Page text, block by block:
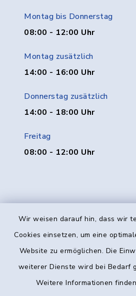
Wir weisen darauf hin, dass wir
Cookies einsetzen, um eine
Website zu ermöglichen. Die
weiterer Dienste wird bei Bedarf
Weitere Informationen
Montag bis Donnerstag
08:00 - 12:00 Uhr
Montag zusätzlich
14:00 - 16:00 Uhr
Donnerstag zusätzlich
14:00 - 18:00 Uhr
Freitag
08:00 - 12:00 Uhr
Kontakt